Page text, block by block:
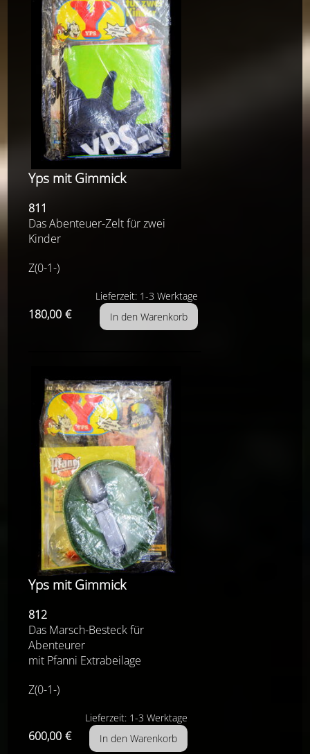
Yps mit Gimmick
811
Das Abenteuer-Zelt für zwei
Kinder
Z(0-1-)
Lieferzeit: 1-3 Werktage
180,00 €
Yps mit Gimmick
812
Das Marsch-Besteck für
Abenteurer
mit Pfanni Extrabeilage
Z(0-1-)
Lieferzeit: 1-3 Werktage
600,00 €